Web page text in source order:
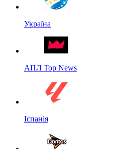
Україна
АПЛ Top News
Іспанія